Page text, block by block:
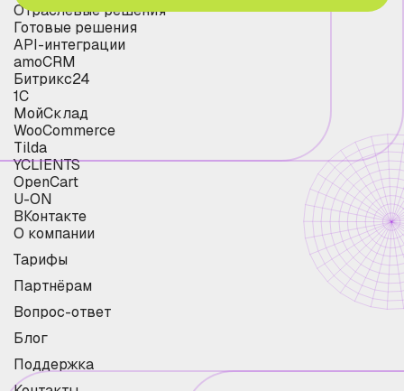
Отраслевые решения
Готовые решения
API-интеграции
amoCRM
Битрикс24
1С
МойСклад
WooCommerce
Tilda
YCLIENTS
OpenCart
U-ON
ВКонтакте
О компании
Тарифы
Партнёрам
Вопрос-ответ
Блог
Поддержка